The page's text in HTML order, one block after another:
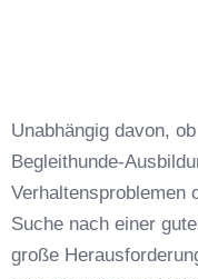
Unabhängig davon,
Begleithunde-
Verhaltensproblemen
Suche nach einer
große